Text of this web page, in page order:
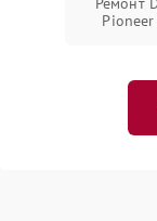
Pioneer